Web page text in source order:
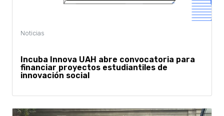
Incuba Innova UAH abre convocatoria para
financiar proyectos estudiantiles de
innovación social